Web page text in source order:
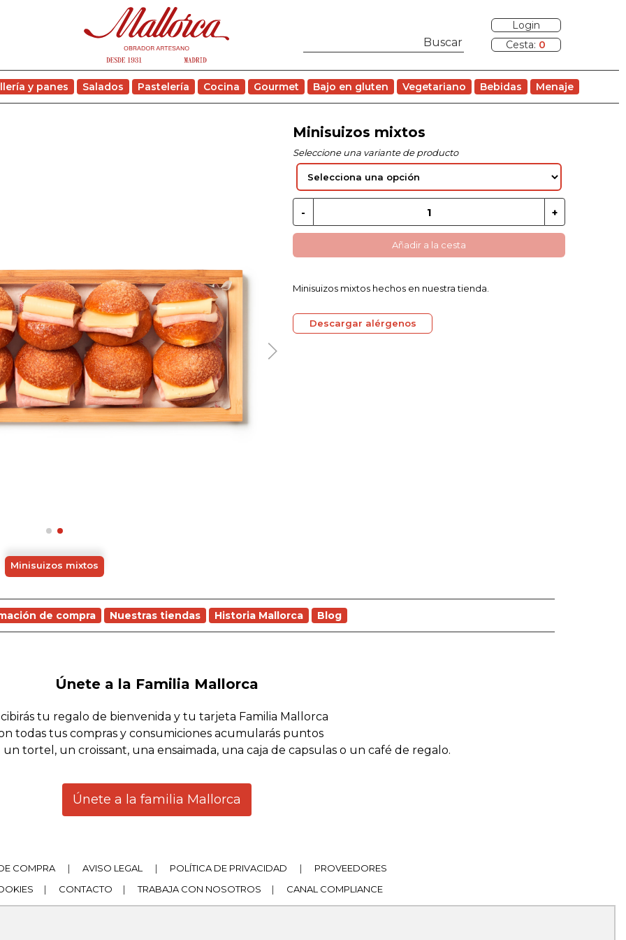
Login
Cesta: 0
y panes Salados Pastelería Cocina Gourmet Bajo en gluten Vegetariano Bebidas Menaje
Minisuizos mixtos
Minisuizos mixtos
Seleccione una variante de producto
Añadir a la cesta
Minisuizos mixtos hechos en nuestra tienda.
Descargar alérgenos
de compra Nuestras tiendas Historia Mallorca Blog
Únete a la Familia Mallorca
tu regalo de bienvenida y tu tarjeta Familia Mallorca
todas tus compras y consumiciones acumularás puntos
un tortel, un croissant, una ensaimada, una caja de capsulas o un café de regalo.
Únete a la familia Mallorca
COMPRA | AVISO LEGAL | POLÍTICA DE PRIVACIDAD |
PROVEEDORES
| CONTACTO | TRABAJA CON NOSOTROS | CANAL COMPLIANCE